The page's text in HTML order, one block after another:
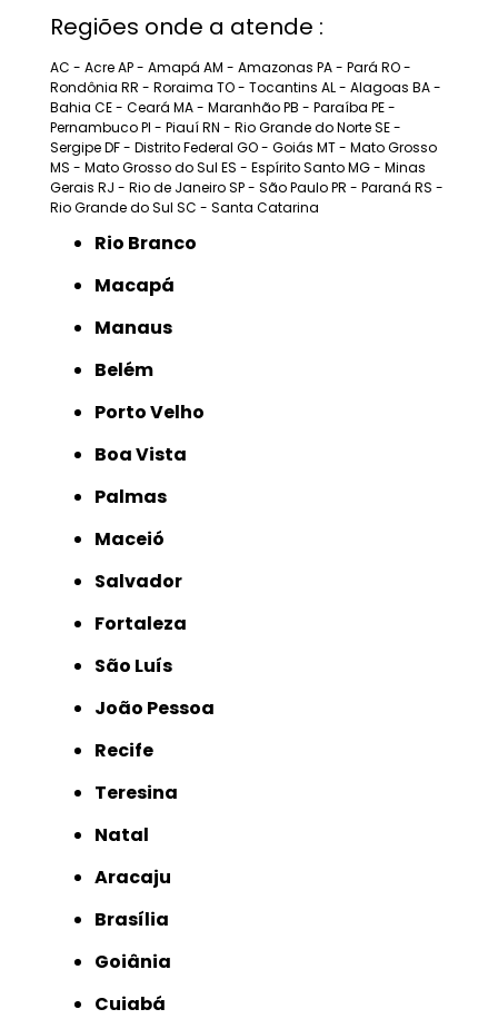
Regiões onde a atende :
AC - AcreAP - Amapá AM - Amazonas PA - Pará RO -
Rondônia RR - Roraima TO - Tocantins AL - Alagoas BA -
Bahia CE - Ceará MA - MaranhãoPB - Paraíba PE -
PernambucoPI - PiauíRN - Rio Grande do NorteSE -
SergipeDF - Distrito Federal GO - Goiás MT - Mato Grosso
MS - Mato Grosso do Sul ES - Espírito SantoMG - Minas
Gerais RJ - Rio de JaneiroSP - São PauloPR - Paraná RS -
Rio Grande do Sul SC - Santa Catarina
Rio Branco
Macapá
Manaus
Belém
Porto Velho
Boa Vista
Palmas
Maceió
Salvador
Fortaleza
São Luís
João Pessoa
Recife
Teresina
Natal
Aracaju
Brasília
Goiânia
Cuiabá